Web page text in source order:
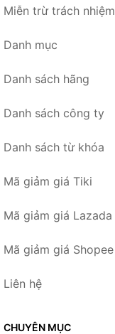
Miễn trừ trách nhiệm
Danh mục
Danh sách hãng
Danh sách công ty
Danh sách từ khóa
Mã giảm giá Tiki
Mã giảm giá Lazada
Mã giảm giá Shopee
Liên hệ
CHUYÊN MỤC